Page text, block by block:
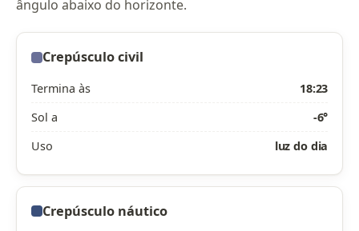
ângulo abaixo do horizonte.
Crepúsculo civil
Termina às
18:23
Sol a
-6°
Uso
luz do dia
Crepúsculo náutico